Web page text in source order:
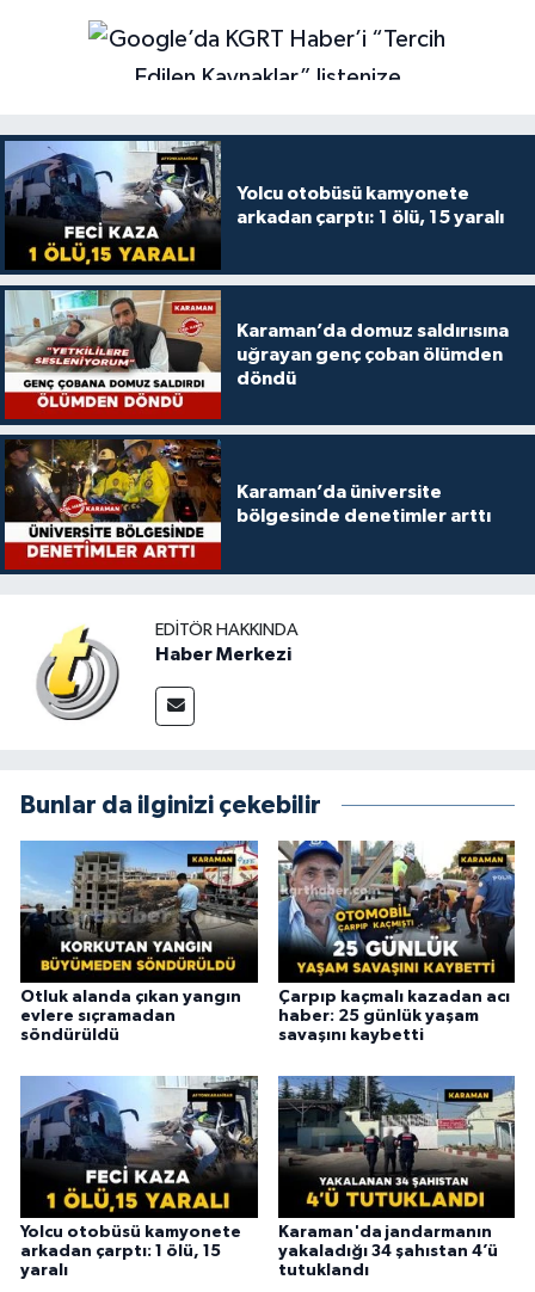
Yolcu otobüsü kamyonete
arkadan çarptı: 1 ölü, 15 yaralı
Karaman’da domuz saldırısına
uğrayan genç çoban ölümden
döndü
Karaman’da üniversite
bölgesinde denetimler arttı
EDITÖR HAKKINDA
Haber Merkezi
Bunlar da ilginizi çekebilir
Otluk alanda çıkan yangın
evlere sıçramadan
söndürüldü
Çarpıp kaçmalı kazadan acı
haber: 25 günlük yaşam
savaşını kaybetti
Yolcu otobüsü kamyonete
arkadan çarptı: 1 ölü, 15
yaralı
Karaman'da jandarmanın
yakaladığı 34 şahıstan 4’ü
tutuklandı